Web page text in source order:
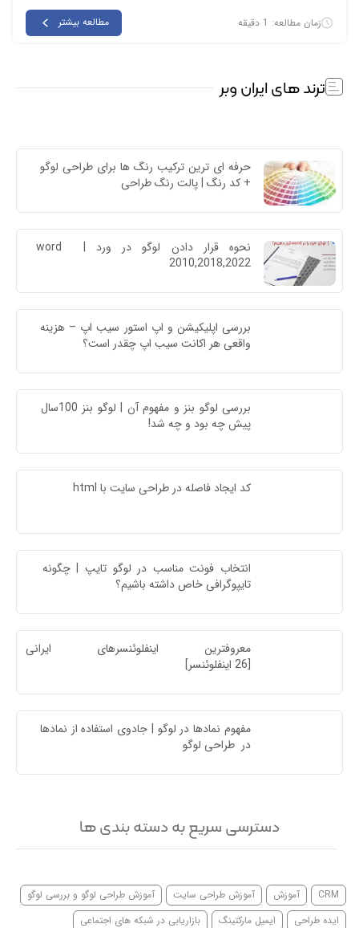
زمان مطالعه: 1 دقیقه مطالعه بیشتر
ترند های ایران وبر
حرفه ای ترین ترکیب رنگ ها برای طراحی لوگو
+ کد رنگ | پالت رنگ طراحی
نحوه قرار دادن لوگو در ورد | word
2010,2018,2022
بررسی اپلیکیشن و اپ استور سیب اپ – هزینه
واقعی هر اکانت سیب اپ چقدر است؟
بررسی لوگو بنز و مفهوم آن | لوگو بنز 100سال
پیش چه بود و چه شد!
کد ایجاد فاصله در طراحی سایت با html
انتخاب فونت مناسب در لوگو تایپ | چگونه
تایپوگرافی خاص داشته باشیم؟
معروفترین اینفلوئنسرهای
[26 اینفلوئنسر]
مفهوم نمادها در لوگو | جادوی استفاده از نمادها
در  طراحی لوگو
دسترسی سریع به دسته بندی ها
CRM آموزش آموزش طراحی سایت
آموزش طراحی لوگو و بررسی لوگو
ایده طراحی
ایمیل مارکتینگ بازاریابی در شبکه های اجتماعی